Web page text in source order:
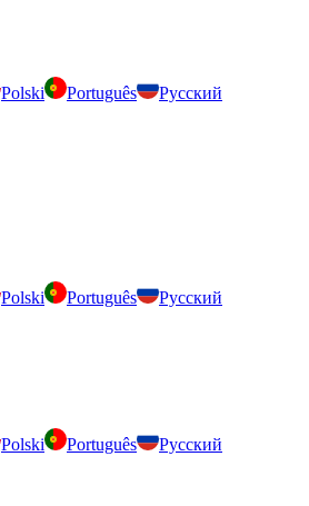
Polski Português Русский
Polski Português Русский
Polski Português
Русский